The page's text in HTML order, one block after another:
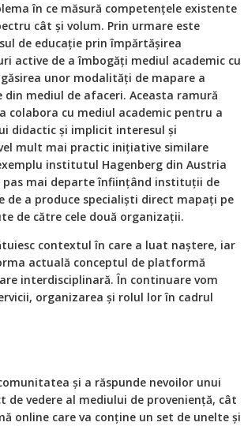
în ce măsură competenţele existente
cât şi volum. Prin urmare este
de educaţie prin împărtăşirea
active de a îmbogăţi mediul academic cu
unor modalităţi de mapare a
mediul de afaceri. Aceasta ramură
cu mediul academic pentru a
didactic şi implicit interesul şi
mult mai practic iniţiative similare
institutul Hagenberg din Austria
mai departe înfiinţând instituţii de
de a produce specialişti direct mapaţi pe
de către cele două organizaţii.
contextul în care a luat naştere, iar
actuală conceptul de platformă
interdisciplinară. În continuare vom
organizarea şi rolul lor în cadrul
şi a răspunde nevoilor unui
vedere al mediului de provenienţă, cât
online care va conţine un set de unelte şi